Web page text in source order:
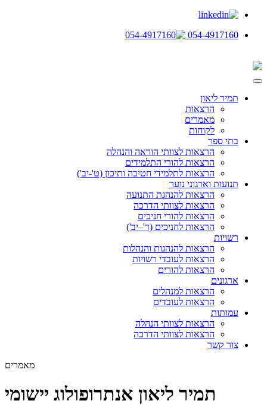
054-4917160
תמיר ליאון
הרצאות
מאמרים
לקוחות
בתי ספר
הרצאות לצוותי הוראה והנהלה
הרצאות להורי התלמידים
הרצאות לתלמידי חטיבה ותיכון (ט'-יב')
תנועות וארגוני נוער
הרצאות להנהגת התנועה
הרצאות לצוותי הדרכה
הרצאות להורי חניכים
הרצאות לחניכים (ד'–יב')
רשויות
הרצאות להנהגות והנהלות
הרצאות לעובדי רשויות
הרצאות להורים
ארגונים
הרצאות למנהלים
הרצאות לעובדים
עמותות
הרצאות לצוותי הנהלה
הרצאות לצוותי הדרכה
צור קשר
מאמרים
תמיר ליאון אנתרופולוג יישומי